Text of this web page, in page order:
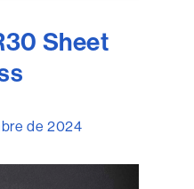
Sheet
de 2024